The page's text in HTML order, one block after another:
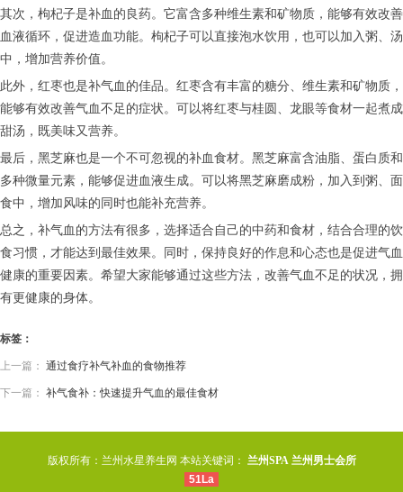
其次，枸杞子是补血的良药。它富含多种维生素和矿物质，能够有效改善
血液循环，促进造血功能。枸杞子可以直接泡水饮用，也可以加入粥、汤
中，增加营养价值。
此外，红枣也是补气血的佳品。红枣含有丰富的糖分、维生素和矿物质，
能够有效改善气血不足的症状。可以将红枣与桂圆、龙眼等食材一起煮成
甜汤，既美味又营养。
最后，黑芝麻也是一个不可忽视的补血食材。黑芝麻富含油脂、蛋白质和
多种微量元素，能够促进血液生成。可以将黑芝麻磨成粉，加入到粥、面
食中，增加风味的同时也能补充营养。
总之，补气血的方法有很多，选择适合自己的中药和食材，结合合理的饮
食习惯，才能达到最佳效果。同时，保持良好的作息和心态也是促进气血
健康的重要因素。希望大家能够通过这些方法，改善气血不足的状况，拥
有更健康的身体。
标签：
上一篇： 通过食疗补气补血的食物推荐
下一篇： 补气食补：快速提升气血的最佳食材
版权所有：兰州水星养生网 本站关键词： 兰州SPA 兰州男士会所
51La